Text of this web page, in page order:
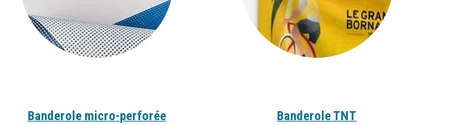
Banderole micro-perforée Banderole TNT